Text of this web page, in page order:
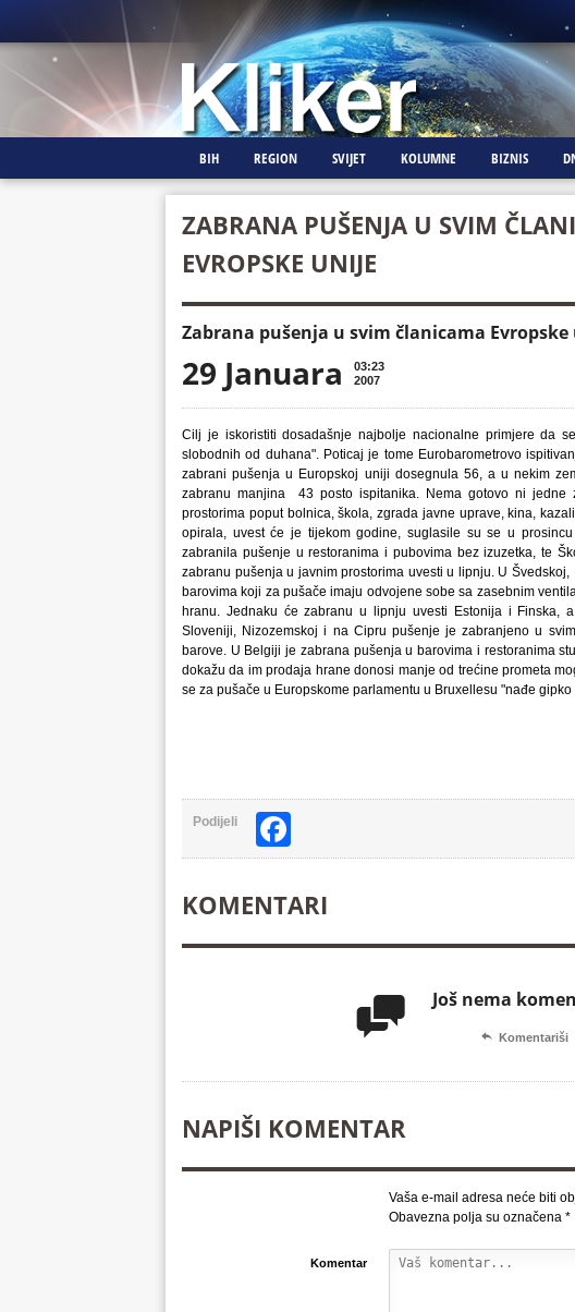
BIH REGION SVIJET KOLUMNE BIZNIS
ZABRANA PUŠENJA U SVIM
EVROPSKE UNIJE
Zabrana pušenja u svim članicama
29 Januara
03:23
2007
Cilj je iskoristiti dosadašnje najbolje nacionalne primjere da
slobodnih od duhana". Poticaj je tome Eurobarometrovo
zabrani pušenja u Europskoj uniji dosegnula 56, a u nekim
zabranu manjina 43 posto ispitanika. Nema gotovo ni
prostorima poput bolnica, škola, zgrada javne uprave, kina,
opirala, uvest će je tijekom godine, suglasile su se u
zabranila pušenje u restoranima i pubovima bez izuzetka, te
zabranu pušenja u javnim prostorima uvesti u lipnju. U
barovima koji za pušače imaju odvojene sobe sa zasebnim
hranu. Jednaku će zabranu u lipnju uvesti Estonija i Finska,
Sloveniji, Nizozemskoj i na Cipru pušenje je zabranjeno u
barove. U Belgiji je zabrana pušenja u barovima i restoranima
dokažu da im prodaja hrane donosi manje od trećine prometa
se za pušače u Europskome parlamentu u Bruxellesu "nađe
Podijeli
KOMENTARI
 Još nema
 Komentariši
NAPIŠI KOMENTAR
Vaša e-mail adresa neće biti
Obavezna polja su označena *
Komentar